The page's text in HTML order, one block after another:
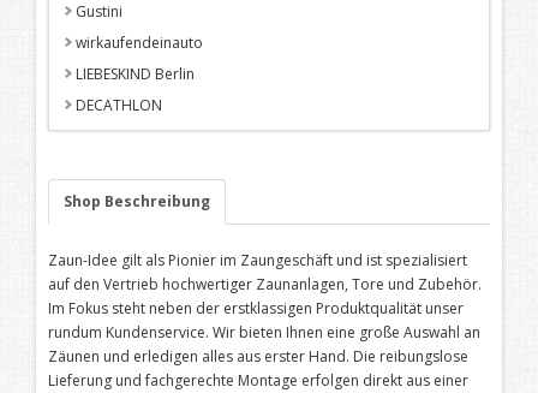
Gustini
wirkaufendeinauto
LIEBESKIND Berlin
DECATHLON
Shop Beschreibung
Zaun-Idee gilt als Pionier im Zaungeschäft und ist spezialisiert
auf den Vertrieb hochwertiger Zaunanlagen, Tore und Zubehör.
Im Fokus steht neben der erstklassigen Produktqualität unser
rundum Kundenservice. Wir bieten Ihnen eine große Auswahl an
Zäunen und erledigen alles aus erster Hand. Die reibungslose
Lieferung und fachgerechte Montage erfolgen direkt aus einer